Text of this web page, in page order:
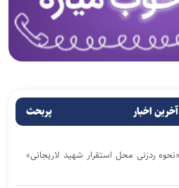
آخرین اخبار پربحث
ردزنی محل استقرار شهید لاریجانی»